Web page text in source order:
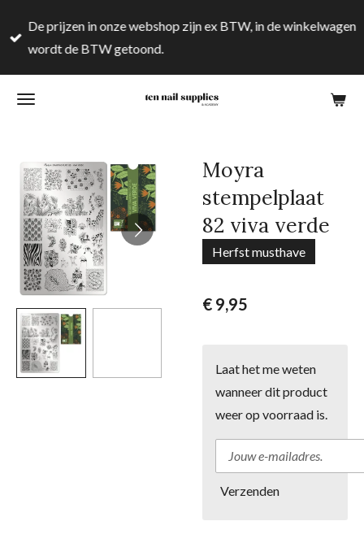
direct
hoofdinhoud
De prijzen in onze webshop zijn ex BTW, in de winkelwagen
wordt de BTW getoond.
Moyra
stempelplaat
82 viva verde
Herfst musthave
€ 9,95
Laat het me weten
wanneer dit product
weer op voorraad is.
Verzenden